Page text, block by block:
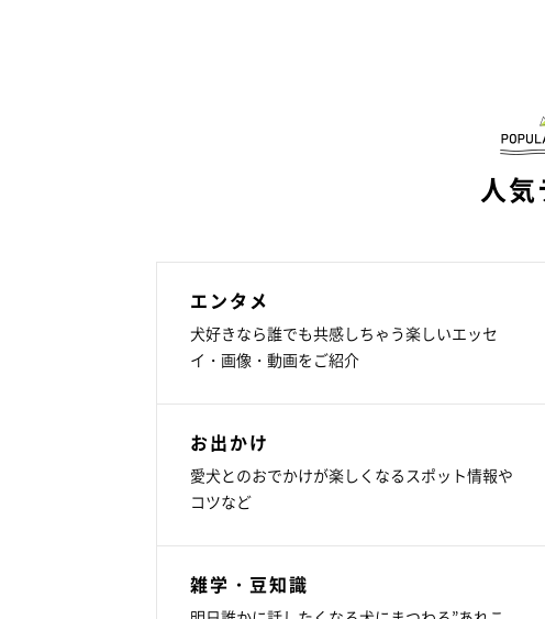
人気
エンタメ
犬好きなら誰でも共感しちゃう楽しいエッセ
イ・画像・動画をご紹介
お出かけ
愛犬とのおでかけが楽しくなるスポット情報や
コツなど
雑学・豆知識